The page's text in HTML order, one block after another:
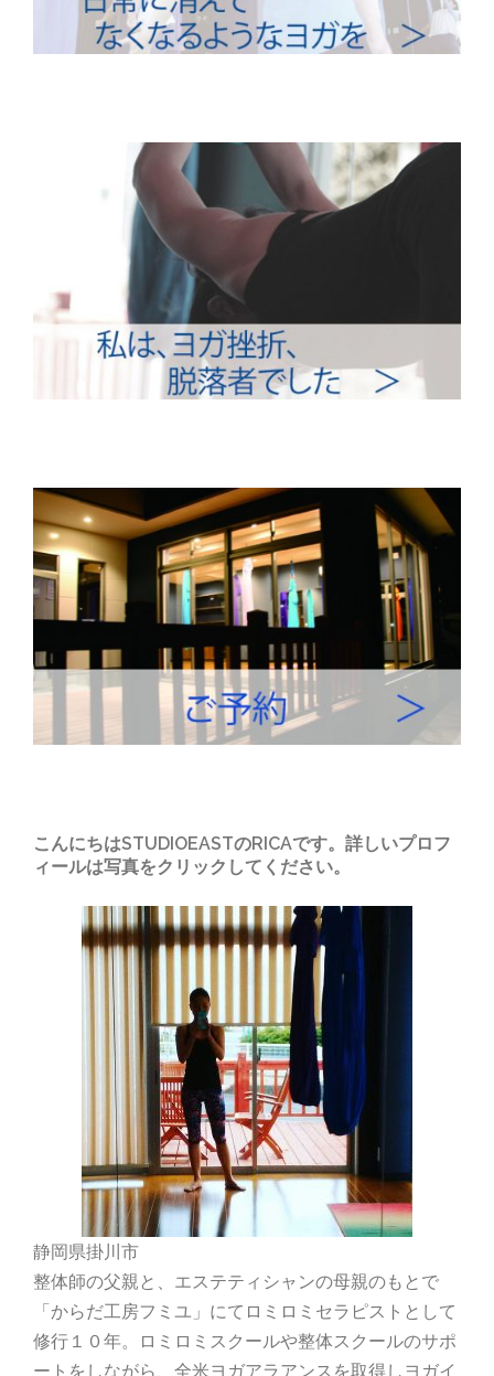
こんにちはSTUDIOEASTのRICAです。詳しいプロフ
ィールは写真をクリックしてください。
静岡県掛川市
整体師の父親と、エステティシャンの母親のもとで
「からだ工房フミユ」にてロミロミセラピストとして
修行１０年。ロミロミスクールや整体スクールのサポ
ートをしながら、全米ヨガアラアンスを取得しヨガイ